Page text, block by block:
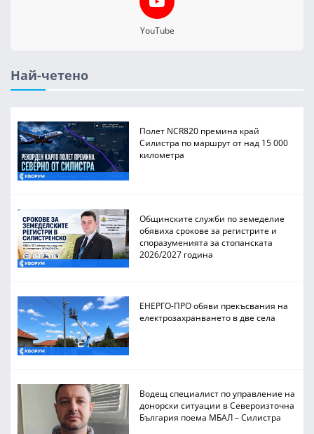
YouTube
Най-четено
Полет NCR820 премина край
Силистра по маршрут от над 15 000
километра
Общинските служби по земеделие
обявиха срокове за регистрите и
споразуменията за стопанската
2026/2027 година
ЕНЕРГО-ПРО обяви прекъсвания на
електрозахранването в две села
Водещ специалист по управление на
донорски ситуации в Североизточна
България поема МБАЛ – Силистра